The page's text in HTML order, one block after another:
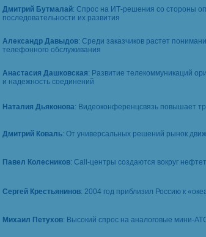
Дмитрий Бутмалай: Спрос на ИТ-решения со стороны
последовательности их развития
Александр Давыдов: Среди заказчиков растет
телефонного обслуживания
Анастасия Дашковская: Развитие телекоммуникаций
и надежность соединений
Наталия Дьяконова: Видеоконференцсвязь повышает
Дмитрий Коваль: От универсальных решений рынок
Павел Колесников: Call-центры создаются вокруг
Сергей Крестьянинов: 2004 год приблизил Россию к
Михаил Петухов: Высокий спрос на аналоговые мини-